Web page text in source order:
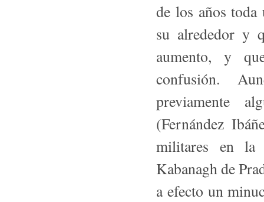
de los años toda
su alrededor y
aumento, y
confusión.
previamente
(Fernández
militares en la
Kabanagh de
a efecto un